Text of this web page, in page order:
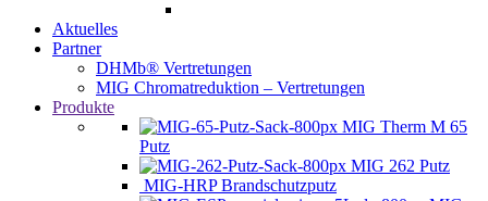
Aktuelles
Partner
DHMb® Vertretungen
MIG Chromatreduktion – Vertretungen
Produkte
MIG Therm M 65
Putz
MIG 262 Putz
MIG-HRP Brandschutzputz